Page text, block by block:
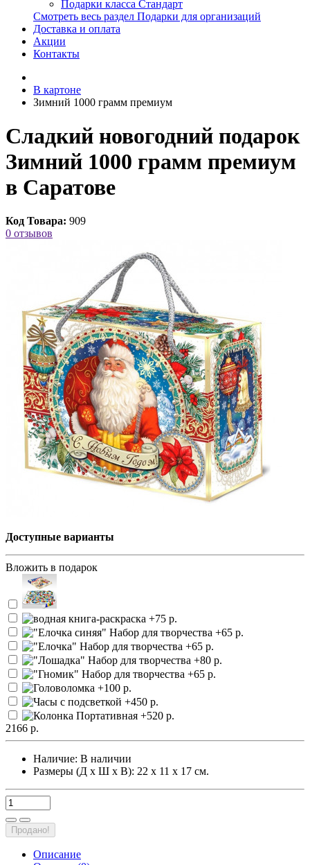
Подарки класса Стандарт
Смотреть весь раздел Подарки для организаций
Доставка и оплата
Акции
Контакты
В картоне
Зимний 1000 грамм премиум
Сладкий новогодний подарок
Зимний 1000 грамм премиум
в Саратове
Код Товара: 909
0 отзывов
Доступные варианты
Вложить в подарок
2166 р.
Наличие: В наличии
Размеры (Д х Ш х В): 22 х 11 х 17 см.
Продано!
Описание